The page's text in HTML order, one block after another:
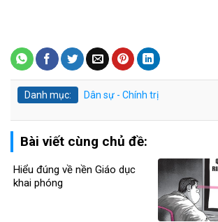
Danh mục: Dân sự - Chính trị
Bài viết cùng chủ đề:
Hiểu đúng về nền Giáo dục
khai phóng